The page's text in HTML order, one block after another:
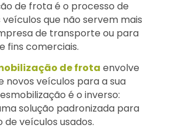
de frota é o processo de
que não servem mais
de transporte ou para
fins comerciais.
de frota envolve
novos veículos para a sua
é o inverso:
solução padronizada para
de veículos usados.